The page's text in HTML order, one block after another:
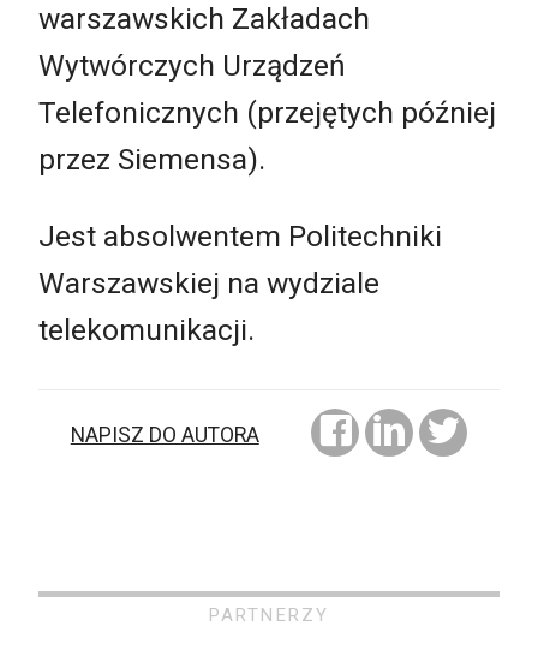
warszawskich Zakładach
Wytwórczych Urządzeń
Telefonicznych (przejętych później
przez Siemensa).
Jest absolwentem Politechniki
Warszawskiej na wydziale
telekomunikacji.
NAPISZ DO AUTORA
PARTNERZY